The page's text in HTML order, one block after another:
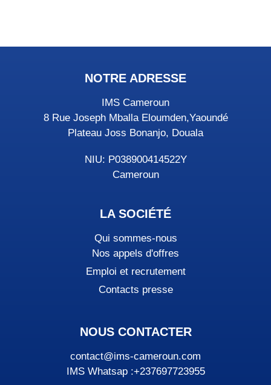
NOTRE ADRESSE
IMS Cameroun
8 Rue Joseph Mballa Eloumden,Yaoundé
Plateau Joss Bonanjo, Douala
NIU: P038900414522Y
Cameroun
LA SOCIÉTÉ
Qui sommes-nous
Nos appels d'offres
Emploi et recrutement
Contacts presse
NOUS CONTACTER
contact@ims-cameroun.com
IMS Whatsap :+237697723955